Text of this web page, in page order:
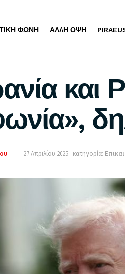
ΦΩΝΉ ΆΛΛΗ ΌΨΗ
και
27 Απριλίου 2025 κατηγορία: